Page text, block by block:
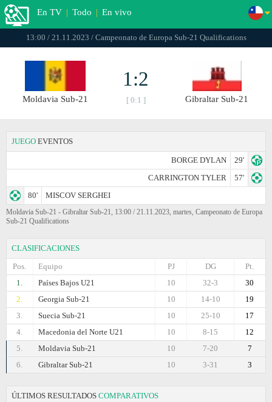
En TV | Todo | En vivo
13:00 / 21.11.2023 / Campeonato dе Europa Sub-21 Qualifications
Moldavia Sub-21
1:2
[ 0:1 ] Gibraltar Sub-21
JUEGO EVENTOS
BORGE DYLAN
29'
CARRINGTON TYLER
57'
80'
MISCOV SERGHEI
Moldavia Sub-21 - Gibraltar Sub-21, 13:00 / 21.11.2023, martes, Campeonato dе Europa
Sub-21 Qualifications
CLASIFICACIONES
Pos.
Equipo Pt.
DG
PJ
1.
Países Bajos U21 30
32-3
10
2.
Georgia Sub-21 19
14-10
10
3.
Suecia Sub-21 17
25-10
10
4.
Macedonia del Norte U21 12
8-15
10
5.
Moldavia Sub-21 7
7-20
10
6.
Gibraltar Sub-21 3
3-31
10
ÚLTIMOS RESULTADOS COMPARATIVOS